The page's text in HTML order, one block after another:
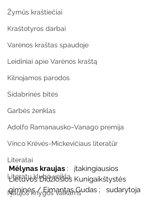
Žymūs kraštiečiai
Kraštotyros darbai
Varėnos kraštas spaudoje
Leidiniai apie Varėnos kraštą
Kilnojamos parodos
Sidabrinės bitės
Garbės ženklas
Adolfo Ramanausko–Vanago premija
Vinco Krėvės-Mickevičiaus literatūr
Literatai
Literatų klubo veikla
Naujos knygos vaikams
Mėlynas kraujas :   įtakingiausios
Lietuvos Didžiosios Kunigaikštystės
giminės / Eimantas Gudas ;   sudarytoja